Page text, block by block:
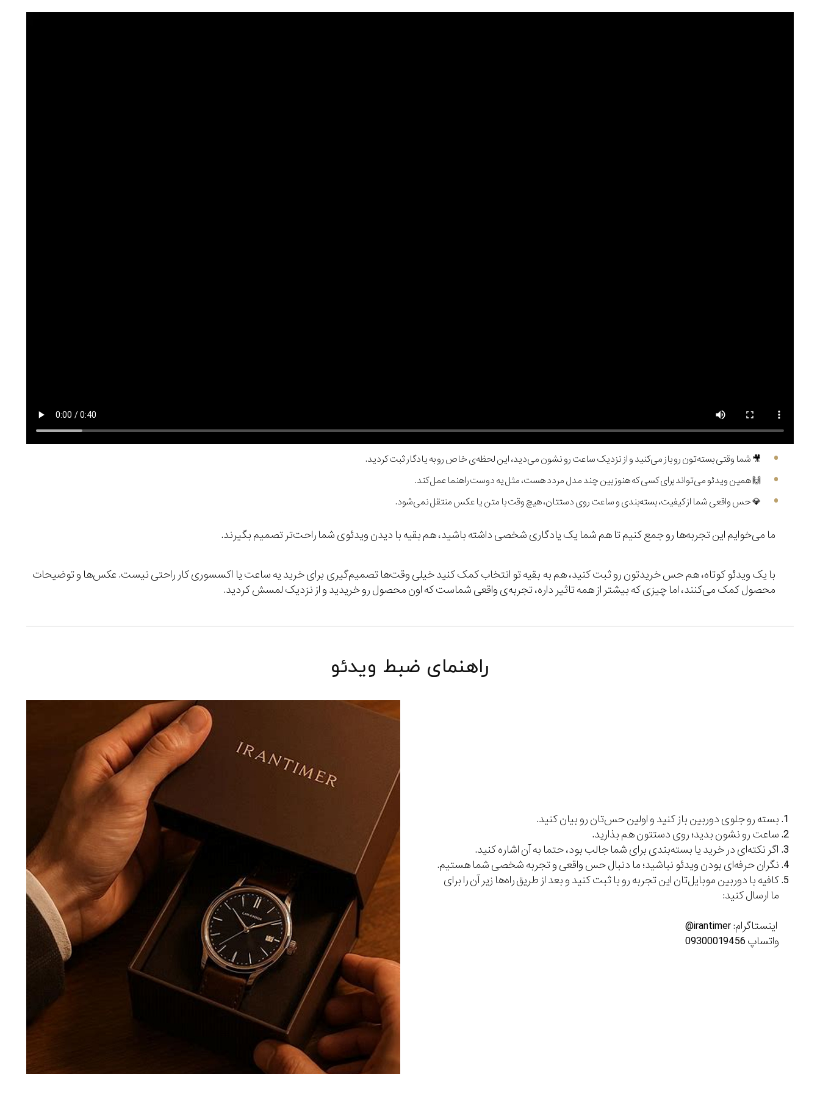
🎥 شما وقتی بسته‌تون رو باز می‌کنید و از نزدیک ساعت رو نشون می‌دید، این لحظه‌ی خاص رو به یادگار ثبت کردید.
🙌 همین ویدئو می‌تواند برای کسی که هنوز بین چند مدل مردد هست، مثل یه دوست راهنما عمل کند.
💎 حس واقعی شما از کیفیت، بسته‌بندی و ساعت روی دستتان، هیچ وقت با متن یا عکس منتقل نمی‌شود.
ما می‌خوایم این تجربه‌ها رو جمع کنیم تا هم شما یک یادگاری شخصی داشته باشید، هم بقیه با دیدن ویدئوی شما راحت‌تر تصمیم بگیرند.
با یک ویدئو کوتاه، هم حس خریدتون رو ثبت کنید، هم به بقیه تو انتخاب کمک کنید خیلی وقت‌ها تصمیم‌گیری برای خرید یه ساعت یا اکسسوری کار راحتی نیست. عکس‌ها و توضیحات
محصول کمک می‌کنند، اما چیزی که بیشتر از همه تاثیر داره، تجربه‌ی واقعی شماست که اون محصول رو خریدید و از نزدیک لمسش کردید.
راهنمای ضبط ویدئو
بسته رو جلوی دوربین باز کنید و اولین حس‌تان رو بیان کنید.
ساعت رو نشون بدید؛ روی دستتون هم بذارید.
اگر نکته‌ای در خرید یا بسته‌بندی برای شما جالب بود، حتما به آن اشاره کنید.
نگران حرفه‌ای بودن ویدئو نباشید؛ ما دنبال حس واقعی و تجربه شخصی شما هستیم.
کافیه با دوربین موبایل‌تان این تجربه رو با ثبت کنید و بعد از طریق راه‌ها زیر آن را برای
ما ارسال کنید:
اینستاگرام: irantimer@
واتساپ 09300019456